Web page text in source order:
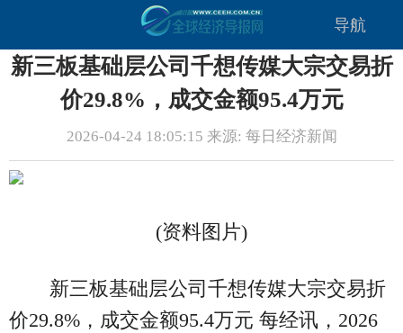
导航
新三板基础层公司千想传媒大宗交易折
价29.8%，成交金额95.4万元
2026-04-24 18:05:15 来源: 每日经济新闻
(资料图片)
新三板基础层公司千想传媒大宗交易折
价29.8%，成交金额95.4万元 每经讯，2026